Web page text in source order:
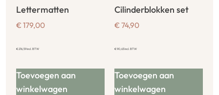
Lettermatten
€ 179,00
€216,59incl. BTW
Toevoegen aan
winkelwagen
Cilinderblokken set
€ 74,90
€90,63incl. BTW
Toevoegen aan
winkelwagen